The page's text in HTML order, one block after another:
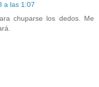
a las 1:07
chuparse los dedos. Me